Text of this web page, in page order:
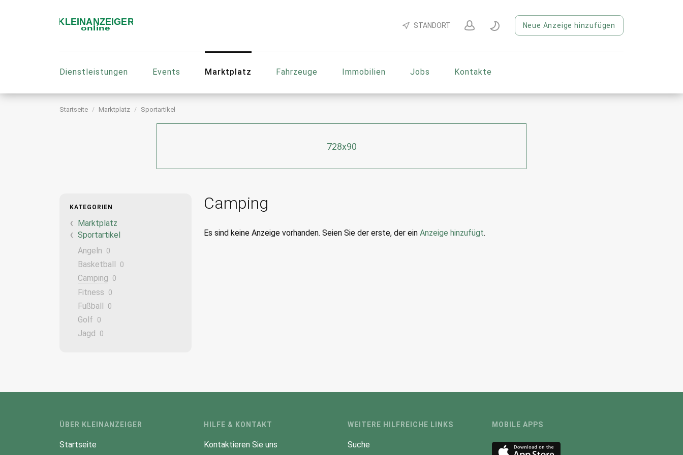
STANDORT Neue Anzeige hinzufügen
Dienstleistungen Events Marktplatz Fahrzeuge Immobilien Jobs Kontakte
Startseite Marktplatz Sportartikel
728x90
KATEGORIEN
Marktplatz
Sportartikel
Angeln
0
Basketball 0
Camping 0
Fitness 0
Fußball 0
Golf 0
Jagd 0
Camping
Es sind keine Anzeige vorhanden. Seien Sie der erste, der ein Anzeige hinzufügt.
ÜBER KLEINANZEIGER
Startseite
HILFE & KONTAKT
Kontaktieren Sie uns
WEITERE HILFREICHE LINKS
Suche
MOBILE APPS